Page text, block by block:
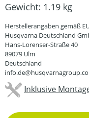
Gewicht: 1.19 kg
Herstellerangaben gemäß
Husqvarna Deutschland
Hans-Lorenser-Straße 40
89079 Ulm
Deutschland
Inklusive